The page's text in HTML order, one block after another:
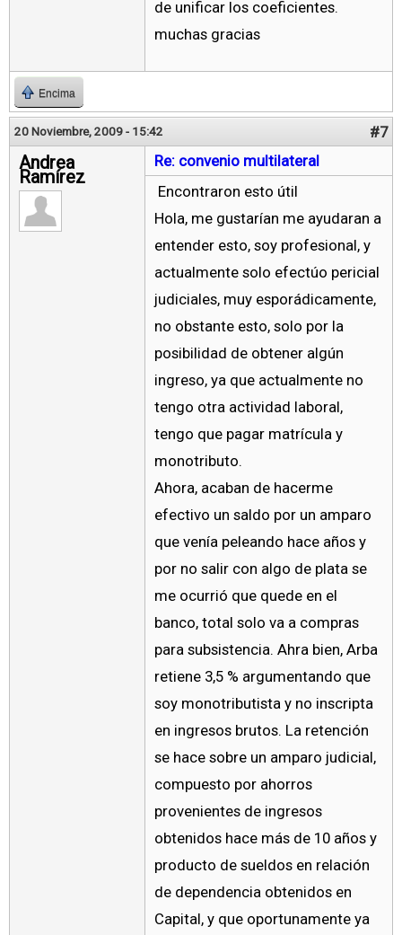
de unificar los coeficientes.
muchas gracias
Encima
20 Noviembre, 2009 - 15:42 #7
Andrea
Ramírez
Re: convenio multilateral
Encontraron esto útil
Hola, me gustarían me ayudaran a
entender esto, soy profesional, y
actualmente solo efectúo pericial
judiciales, muy esporádicamente,
no obstante esto, solo por la
posibilidad de obtener algún
ingreso, ya que actualmente no
tengo otra actividad laboral,
tengo que pagar matrícula y
monotributo.
Ahora, acaban de hacerme
efectivo un saldo por un amparo
que venía peleando hace años y
por no salir con algo de plata se
me ocurrió que quede en el
banco, total solo va a compras
para subsistencia. Ahra bien, Arba
retiene 3,5 % argumentando que
soy monotributista y no inscripta
en ingresos brutos. La retención
se hace sobre un amparo judicial,
compuesto por ahorros
provenientes de ingresos
obtenidos hace más de 10 años y
producto de sueldos en relación
de dependencia obtenidos en
Capital, y que oportunamente ya